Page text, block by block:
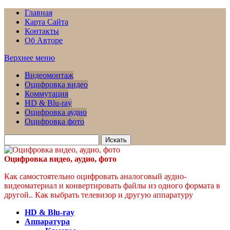
Главная
Карта Сайта
Контакты
Об Авторе
Верхнее меню
Видеомонтаж
Оцифровка видео
Коммутация
HD & Blu-ray
Оцифровка аудио
Оцифровка фото
для:
Оцифровка видео, аудио, фото
Как самостоятельно оцифровать аналоговый аудио-
видеоматериал и конвертировать файлы из одного формата в
другой.. Как выбрать телевизор и другую аппаратуру
HD & Blu-ray
Аппаратура